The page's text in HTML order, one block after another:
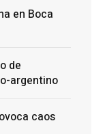
en Boca
de
argentino
caos